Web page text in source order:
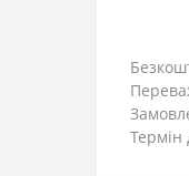
Термін